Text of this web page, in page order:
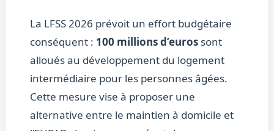
La LFSS 2026 prévoit un effort budgétaire
conséquent : 100 millions d’eurossont
alloués au développement du logement
intermédiaire pour les personnes âgées.
Cette mesure vise à proposer une
alternative entre le maintien à domicile et